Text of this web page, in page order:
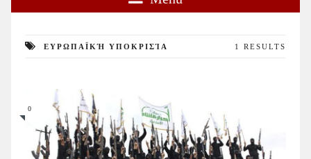
ΕΥΡΩΠΑΪΚΉ ΥΠΟΚΡΙΣΊΑ 1 RESULTS
0